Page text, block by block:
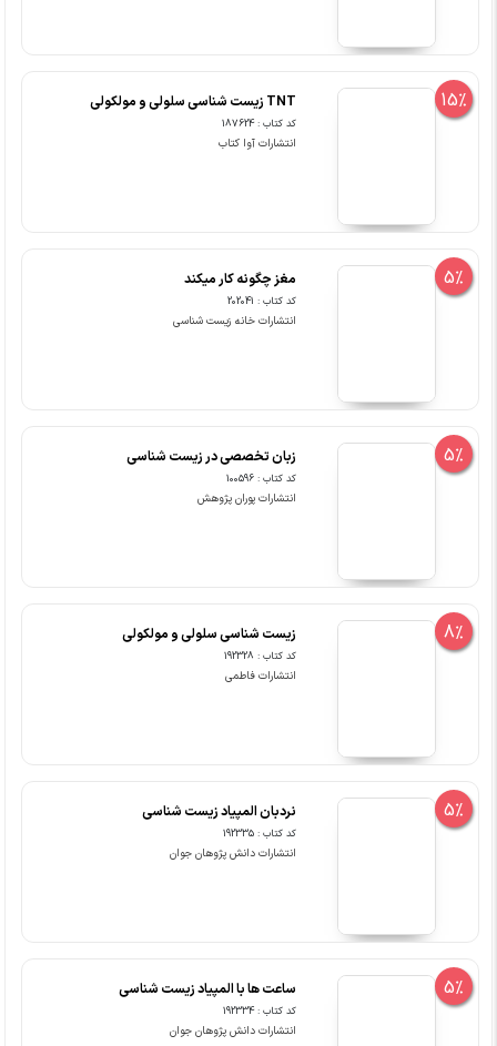
15% TNT زیست شناسی سلولی و مولکولی
کد کتاب : 187624
انتشارات آوا کتاب
5% مغز چگونه کار میکند
کد کتاب : 202041
انتشارات خانه زیست شناسی
5% زبان تخصصی در زیست شناسی
کد کتاب : 100596
انتشارات پوران پژوهش
8% زیست شناسی سلولی و مولکولی
کد کتاب : 192328
انتشارات فاطمی
5% نردبان المپیاد زیست شناسی
کد کتاب : 192335
انتشارات دانش پژوهان جوان
5% ساعت ها با المپیاد زیست شناسی
کد کتاب : 192334
انتشارات دانش پژوهان جوان